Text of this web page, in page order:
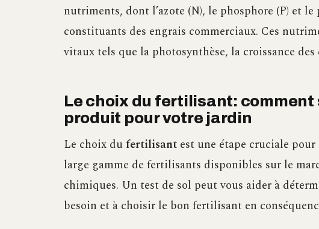
nutriments, dont l’azote (N), le phosphore (P) et
constituants des engrais commerciaux. Ces
vitaux tels que la photosynthèse, la croissance
Le choix du fertilisant: comment
produit pour votre jardin
Le choix du fertilisant est une étape cruciale
large gamme de fertilisants disponibles sur le
chimiques. Un test de sol peut vous aider à
besoin et à choisir le bon fertilisant en